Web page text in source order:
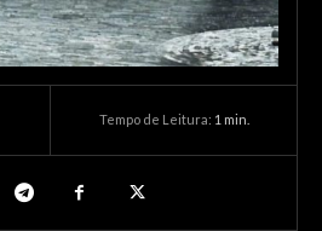
Tempo de Leitura: 1 min.